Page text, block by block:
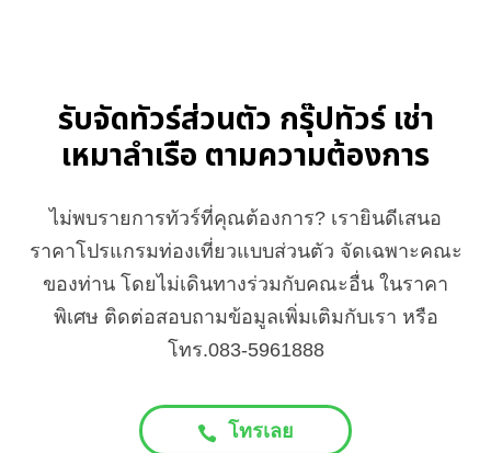
รับจัดทัวร์ส่วนตัว กรุ๊ปทัวร์ เช่า
เหมาลำเรือ ตามความต้องการ
ไม่พบรายการทัวร์ที่คุณต้องการ? เรายินดีเสนอ
ราคาโปรแกรมท่องเที่ยวแบบส่วนตัว จัดเฉพาะคณะ
ของท่าน โดยไม่เดินทางร่วมกับคณะอื่น ในราคา
พิเศษ ติดต่อสอบถามข้อมูลเพิ่มเติมกับเรา หรือ
โทร.083-5961888
โทรเลย